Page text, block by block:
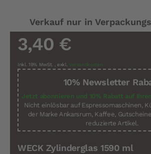
Verkauf nur in
3,40 €
Inkl. 19% MwSt. , exkl. Versandkosten
10% Newsletter
Jetzt abonnieren und 10% Rabatt auf
Nicht einlösbar auf Espressomaschinen,
der Marke Ankarsrum, Kaffee,
reduzierte Artikel.
WECK Zylinderglas 1590 ml